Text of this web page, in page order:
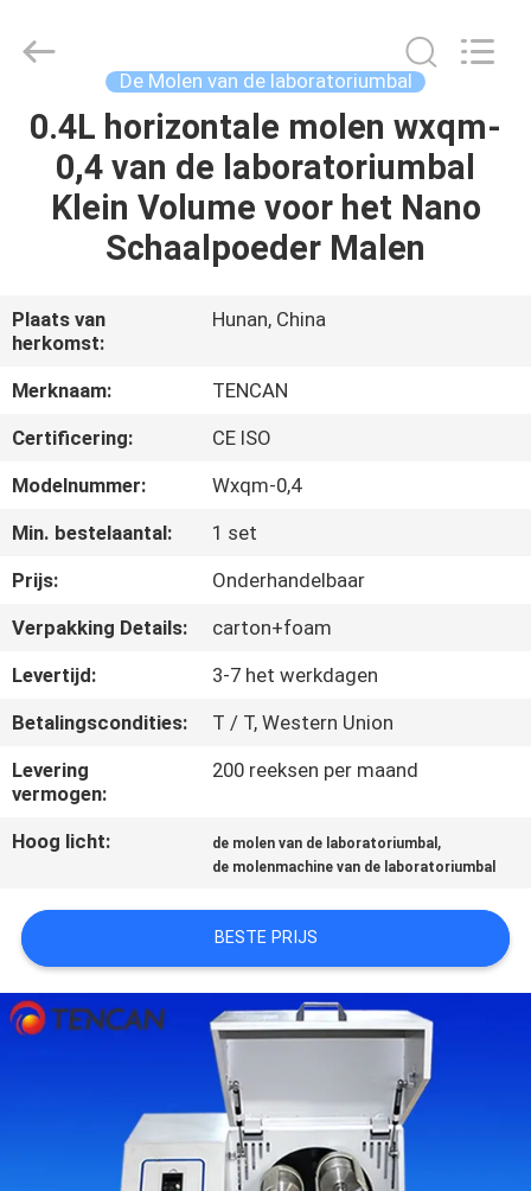
HUIS
PRODUCTEN
ONS
FABRIEKSREIS
KWALITEITSCONTROLE
CONTACTEER
ONS
NIEUWS
BLOG
VERZOEK
OM EEN
SITEMAP
PRIVACYBELEID
Powder
Technology
Rights
Reserved.
De Molen van de laboratoriumbal
0.4L horizontale molen wxqm-
0,4 van de laboratoriumbal
Klein Volume voor het Nano
Schaalpoeder Malen
Plaats van
herkomst:
Hunan, China
Merknaam:
TENCAN
Certificering:
CE ISO
Modelnummer:
Wxqm-0,4
Min. bestelaantal:
1 set
Prijs:
Onderhandelbaar
Verpakking Details:
carton+foam
Levertijd:
3-7 het werkdagen
Betalingscondities:
T / T, Western Union
Levering
vermogen:
200 reeksen per maand
Hoog licht: de molen van de laboratoriumbal ,
de molenmachine van de laboratoriumbal
BESTE PRIJS